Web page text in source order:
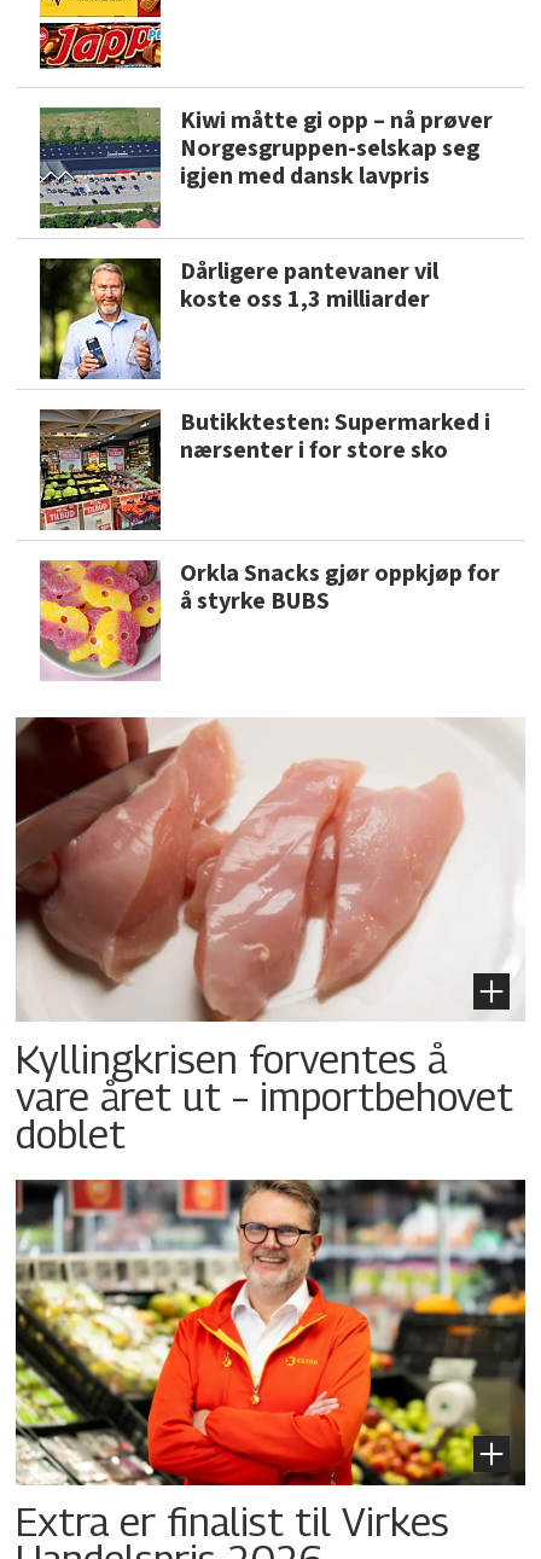
Kiwi måtte gi opp – nå prøver
Norgesgruppen-selskap seg
igjen med dansk lavpris
Dårligere pantevaner vil
koste oss 1,3 milliarder
Butikktesten: Supermarked i
nærsenter i for store sko
Orkla Snacks gjør oppkjøp for
å styrke BUBS
Kyllingkrisen forventes å
vare året ut – importbehovet
doblet
Extra er finalist til Virkes